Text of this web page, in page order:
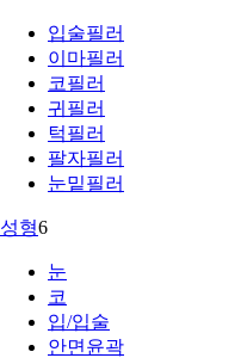
입술필러
이마필러
코필러
귀필러
턱필러
팔자필러
눈밑필러
성형6
눈
코
입/입술
안면윤곽